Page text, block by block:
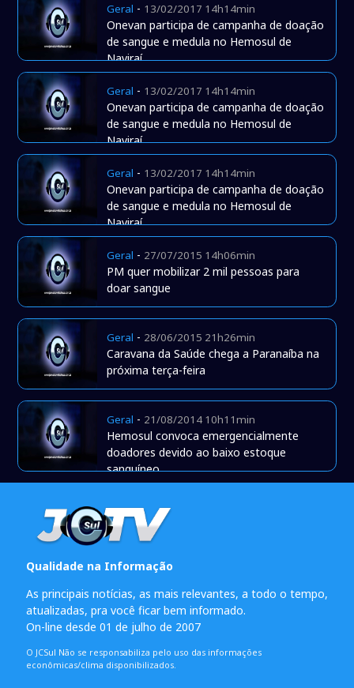
Geral - 13/02/2017 14h14min
Onevan participa de campanha de doação
de sangue e medula no Hemosul de
Naviraí
Geral - 13/02/2017 14h14min
Onevan participa de campanha de doação
de sangue e medula no Hemosul de
Naviraí
Geral - 13/02/2017 14h14min
Onevan participa de campanha de doação
de sangue e medula no Hemosul de
Naviraí
Geral - 27/07/2015 14h06min
PM quer mobilizar 2 mil pessoas para
doar sangue
Geral - 28/06/2015 21h26min
Caravana da Saúde chega a Paranaíba na
próxima terça-feira
Geral - 21/08/2014 10h11min
Hemosul convoca emergencialmente
doadores devido ao baixo estoque
sanguíneo
Qualidade na Informação
As principais notícias, as mais relevantes, a todo o tempo,
atualizadas, pra você ficar bem informado.
On-line desde 01 de julho de 2007
O JCSul Não se responsabiliza pelo uso das informações
econômicas/clima disponibilizados.